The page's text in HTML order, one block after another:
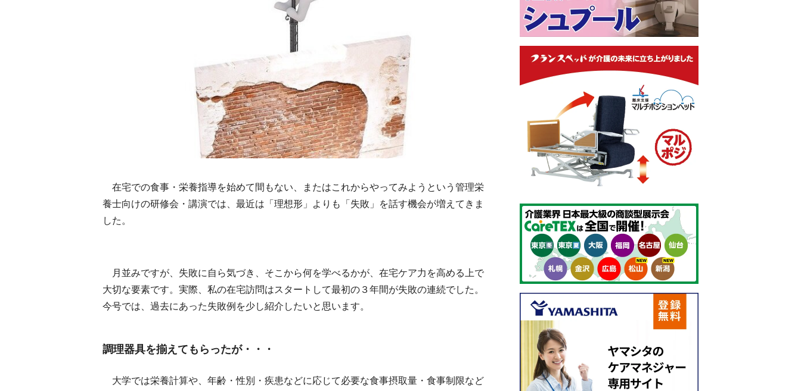
在宅での食事・栄養指導を始めて間もない、またはこれからやってみようという管理栄
養士向けの研修会・講演では、最近は「理想形」よりも「失敗」を話す機会が増えてきま
した。
月並みですが、失敗に自ら気づき、そこから何を学べるかが、在宅ケア力を高める上で
大切な要素です。実際、私の在宅訪問はスタートして最初の３年間が失敗の連続でした。
今号では、過去にあった失敗例を少し紹介したいと思います。
調理器具を揃えてもらったが・・・
大学では栄養計算や、年齢・性別・疾患などに応じて必要な食事摂取量・食事制限など